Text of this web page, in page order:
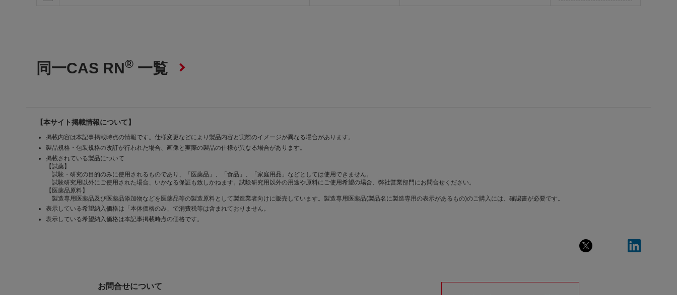
同一CAS RN® 一覧
【本サイト掲載情報について】
掲載内容は本記事掲載時点の情報です。仕様変更などにより製品内容と実際のイメージが異なる場合があります。
製品規格・包装規格の改訂が行われた場合、画像と実際の製品の仕様が異なる場合があります。
掲載されている製品について
【試薬】
試験・研究の目的のみに使用されるものであり、「医薬品」、「食品」、「家庭用品」などとしては使用できません。
試験研究用以外にご使用された場合、いかなる保証も致しかねます。試験研究用以外の用途や原料にご使用希望の場合、弊社営業部門にお問合せください。
【医薬品原料】
製造専用医薬品及び医薬品添加物などを医薬品等の製造原料として製造業者向けに販売しています。製造専用医薬品(製品名に製造専用の表示があるもの)のご購入には、確認書が必要です。
表示している希望納入価格は「本体価格のみ」で消費税等は含まれておりません。
表示している希望納入価格は本記事掲載時点の価格です。
お問合せについて